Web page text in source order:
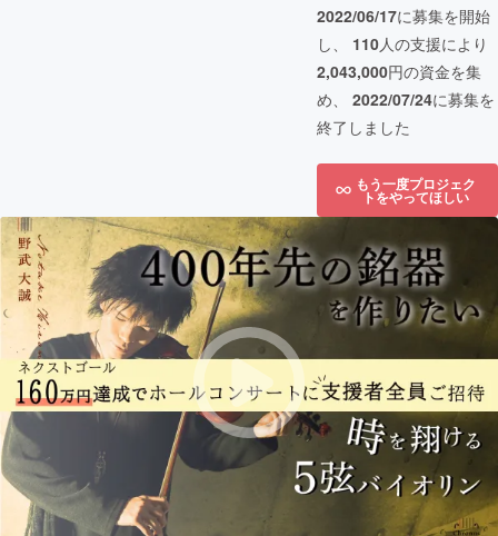
2022/06/17に募集を開始
し、 110人の支援により
2,043,000円の資金を集
め、 2022/07/24に募集を
終了しました
もう一度プロジェク
トをやってほしい